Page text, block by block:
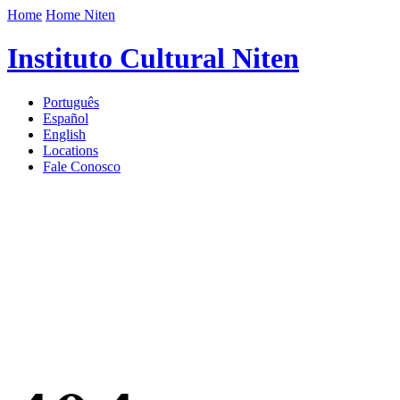
Home Home Niten
Instituto Cultural Niten
Português
Español
English
Locations
Fale Conosco